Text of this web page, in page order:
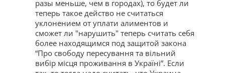
разы меньше, чем в городах), то будет ли
теперь такое действо не считаться
уклонением от уплати алиментов и
сможет ли "нарушить" теперь считать себя
более находящимся под защитой закона
“Про свободу пересування та вільний
вибір місця проживання в Україні”. Если